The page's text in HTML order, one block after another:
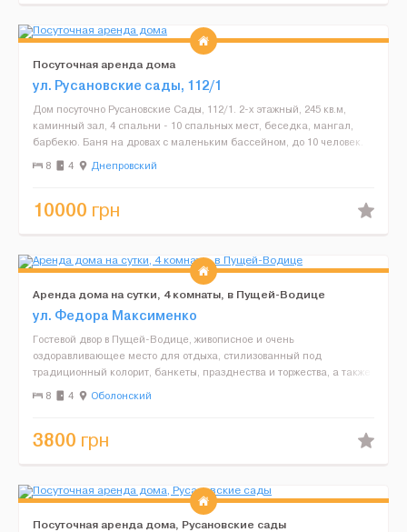
Посуточная аренда дома
ул. Русановские сады, 112/1
Дом посуточно Русановские Сады, 112/1. 2-х этажный, 245 кв.м,
каминный зал, 4 спальни - 10 спальных мест, беседка, мангал,
барбекю. Баня на дровах с маленьким бассейном, до 10 человек.
Парковка для 2-х автомобилей. От ...
8 4 Днепровский
10000 грн
Аренда дома на сутки, 4 комнаты, в Пущей-Водице
ул. Федора Максименко
Гостевой двор в Пущей-Водице, живописное и очень
оздоравливающее место для отдыха, стилизованный под
традиционный колорит, банкеты, празднества и торжества, а также
купели с травами, банька и теплый бассейн, есть бильярд
шахматы и...
8 4 Оболонский
3800 грн
Посуточная аренда дома, Русановские сады